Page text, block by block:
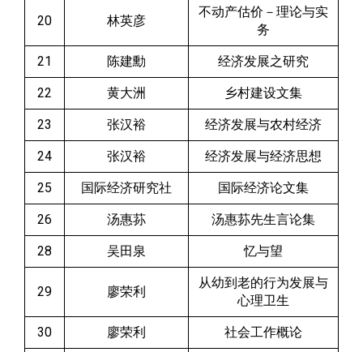
20 林英彦
不动产估价－理论与实
务
21 陈建勳 经济发展之研究
22 黄大洲 乡村建设文集
23 张汉裕 经济发展与农村经济
24 张汉裕 经济发展与经济思想
25 国际经济研究社 国际经济论文集
26 汤惠荪 汤惠荪先生言论集
28 吴田泉 忆与望
29 廖荣利
从幼到老的行为发展与
心理卫生
30 廖荣利 社会工作概论